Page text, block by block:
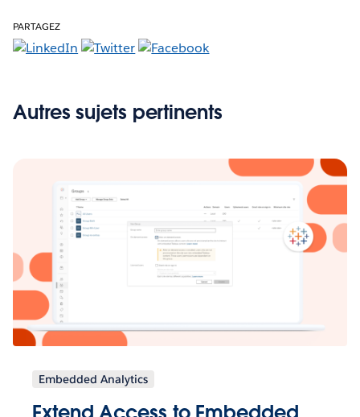
PARTAGEZ
Autres sujets pertinents
Embedded Analytics